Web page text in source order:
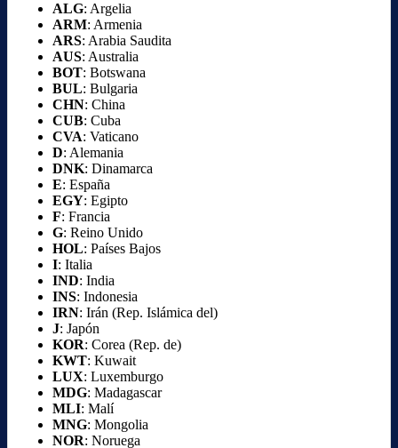
ALG: Argelia
ARM: Armenia
ARS: Arabia Saudita
AUS: Australia
BOT: Botswana
BUL: Bulgaria
CHN: China
CUB: Cuba
CVA: Vaticano
D: Alemania
DNK: Dinamarca
E: España
EGY: Egipto
F: Francia
G: Reino Unido
HOL: Países Bajos
I: Italia
IND: India
INS: Indonesia
IRN: Irán (Rep. Islámica del)
J: Japón
KOR: Corea (Rep. de)
KWT: Kuwait
LUX: Luxemburgo
MDG: Madagascar
MLI: Malí
MNG: Mongolia
NOR: Noruega